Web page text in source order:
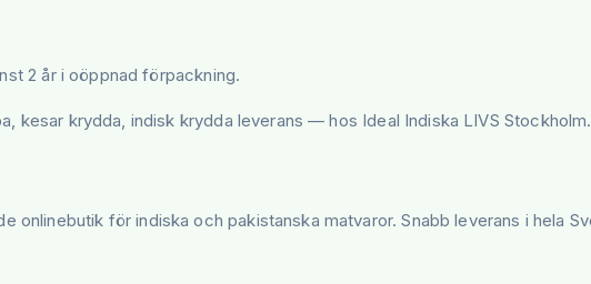
2 år i oöppnad förpackning.
kesar krydda, indisk krydda leverans — hos Ideal Indiska LIVS Stockholm.
onlinebutik för indiska och pakistanska matvaror. Snabb leverans i hela